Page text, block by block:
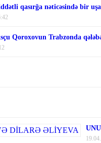
qasırğa nəticəsində bir
Qoroxovun Trabzonda